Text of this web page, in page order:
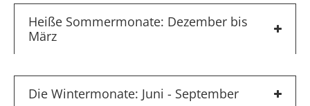
Heiße Sommermonate: Dezember bis
März
Die Wintermonate: Juni - September